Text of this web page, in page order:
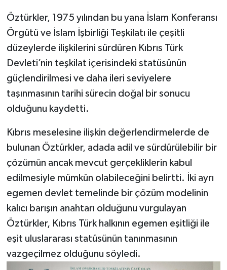
Öztürkler, 1975 yılından bu yana İslam Konferansı
Örgütü ve İslam İşbirliği Teşkilatı ile çeşitli
düzeylerde ilişkilerini sürdüren Kıbrıs Türk
Devleti’nin teşkilat içerisindeki statüsünün
güçlendirilmesi ve daha ileri seviyelere
taşınmasının tarihi sürecin doğal bir sonucu
olduğunu kaydetti.
Kıbrıs meselesine ilişkin değerlendirmelerde de
bulunan Öztürkler, adada adil ve sürdürülebilir bir
çözümün ancak mevcut gerçekliklerin kabul
edilmesiyle mümkün olabileceğini belirtti. İki ayrı
egemen devlet temelinde bir çözüm modelinin
kalıcı barışın anahtarı olduğunu vurgulayan
Öztürkler, Kıbrıs Türk halkının egemen eşitliği ile
eşit uluslararası statüsünün tanınmasının
vazgeçilmez olduğunu söyledi.